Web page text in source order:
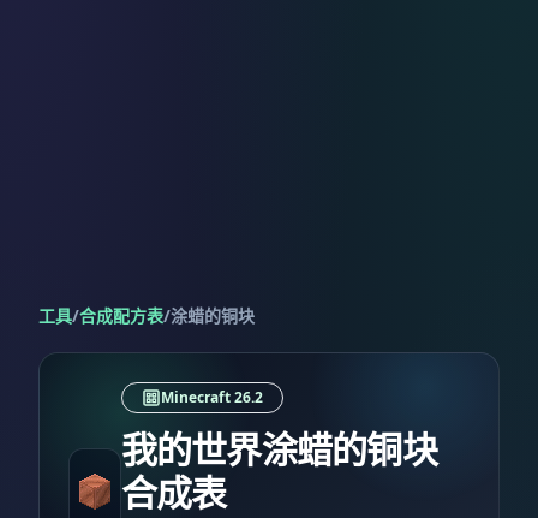
工具/合成配方表/涂蜡的铜块
Minecraft 26.2
我的世界涂蜡的铜块
合成表